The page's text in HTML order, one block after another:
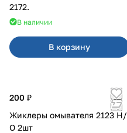
2172.
В наличии
В корзину
200 ₽
Жиклеры омывателя 2123 Н/
О 2шт